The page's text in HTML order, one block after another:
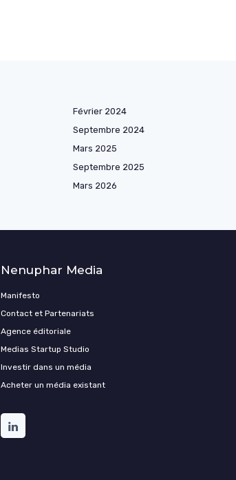
Février 2024
Septembre 2024
Mars 2025
Septembre 2025
Mars 2026
Nenuphar Media
Manifesto
Contact et Partenariats
Agence éditoriale
Medias Startup Studio
Investir dans un média
Acheter un média existant